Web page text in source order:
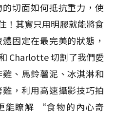
切面如何抵抗重力，使
！其實只用明膠就能將食
固定在最完美的狀態，
Charlotte 切割了我們愛
、馬鈴薯泥、冰淇淋和
，利用高速攝影技巧拍
能瞭解 “食物的內心奇